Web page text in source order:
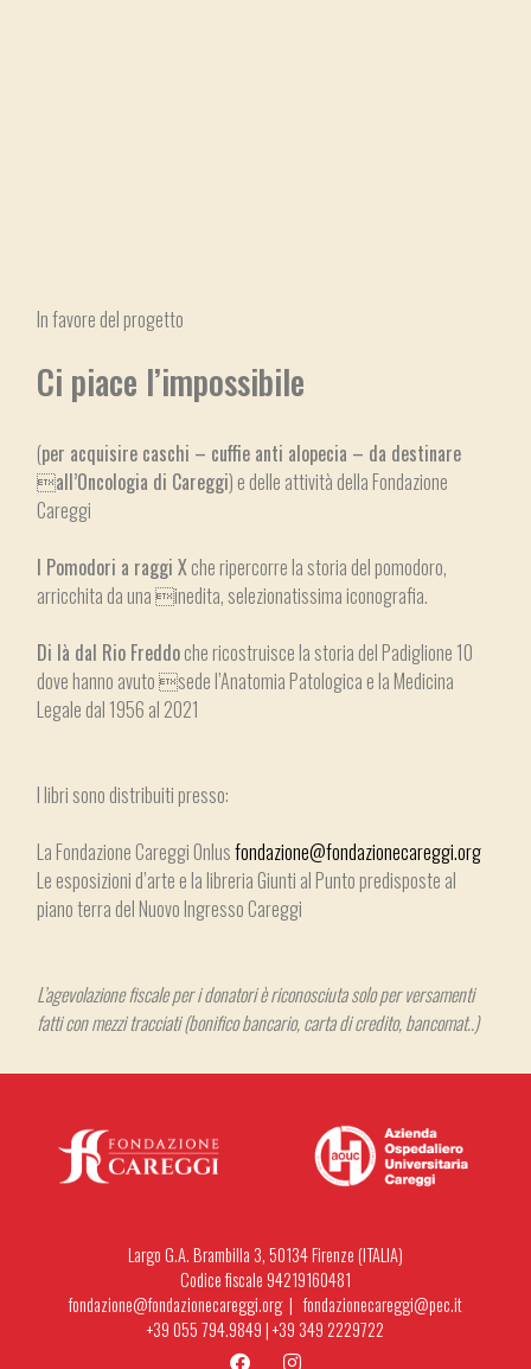
In favore del progetto
Ci piace l’impossibile
(per acquisire caschi – cuffie anti alopecia – da destinare
all’Oncologia di Careggi) e delle attività della Fondazione
Careggi
I Pomodori a raggi X che ripercorre la storia del pomodoro,
arricchita da una inedita, selezionatissima iconografia.
Di là dal Rio Freddoche ricostruisce la storia del Padiglione 10
dove hanno avuto sede l’Anatomia Patologica e la Medicina
Legale dal 1956 al 2021
I libri sono distribuiti presso:
La Fondazione Careggi Onlusfondazione@fondazionecareggi.org
Le esposizioni d’arte e la libreria Giunti al Punto predisposte al
piano terra del Nuovo Ingresso Careggi
L’agevolazione fiscale per i donatori è riconosciuta solo per versamenti
fatti con mezzi tracciati (bonifico bancario, carta di credito, bancomat..)
Largo G.A. Brambilla 3, 50134 Firenze (ITALIA)
Codice fiscale 94219160481
fondazione@fondazionecareggi.org |fondazionecareggi@pec.it
+39 055 794.9849|+39 349 2229722